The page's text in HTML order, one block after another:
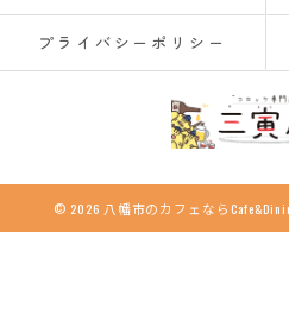
プライバシーポリシー
© 2026 八幡市のカフェなら